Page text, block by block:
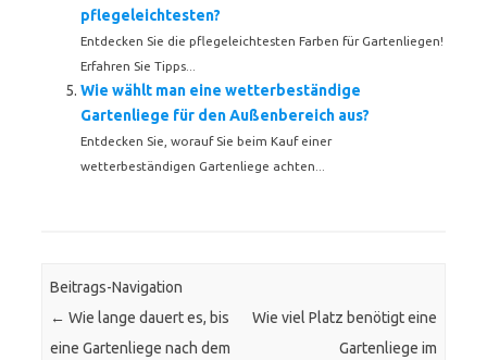
pflegeleichtesten?
Entdecken Sie die pflegeleichtesten Farben für Gartenliegen!
Erfahren Sie Tipps...
Wie wählt man eine wetterbeständige
Gartenliege für den Außenbereich aus?
Entdecken Sie, worauf Sie beim Kauf einer
wetterbeständigen Gartenliege achten...
Beitrags-Navigation
← Wie lange dauert es, bis
eine Gartenliege nach dem
Wie viel Platz benötigt eine
Gartenliege im